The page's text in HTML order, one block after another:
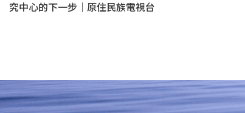
究中心的下一步｜原住民族電視台